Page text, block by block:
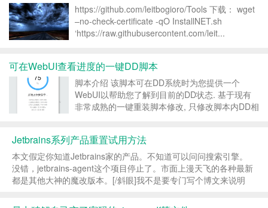
https://github.com/leitbogioro/Tools 下载： wget
–no-check-certificate -qO InstallNET.sh
‘https://raw.githubusercontent.com/leit...
可在WebUI查看进度的一键DD脚本
脚本介绍 该脚本可在DD系统时为您提供一个
WebUI以帮助您了解到目前的DD状态. 基于现有
非常成熟的一键重装脚本修改, 只修改脚本内DD相
一样)...
Jetbrains系列产品重置试用方法
本文假定你知道Jetbrains家的产品。不知道可以问问搜索引擎。
没错，jetbrains-agent这个项目停止了。市面上漫天飞的各种最新
都是其他大神的魔改版本。[/斜眼]我不是要专门写个博文来说明